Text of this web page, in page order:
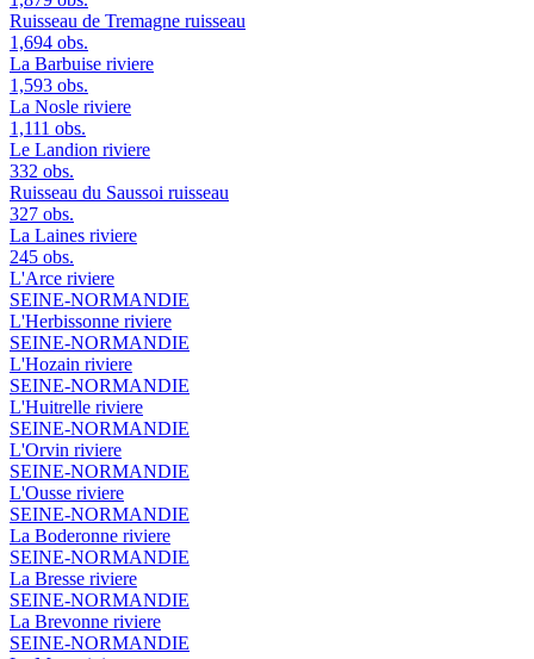
Ruisseau de Tremagne ruisseau
1,694 obs.
La Barbuise riviere
1,593 obs.
La Nosle riviere
1,111 obs.
Le Landion riviere
332 obs.
Ruisseau du Saussoi ruisseau
327 obs.
La Laines riviere
245 obs.
L'Arce riviere
SEINE-NORMANDIE
L'Herbissonne riviere
SEINE-NORMANDIE
L'Hozain riviere
SEINE-NORMANDIE
L'Huitrelle riviere
SEINE-NORMANDIE
L'Orvin riviere
SEINE-NORMANDIE
L'Ousse riviere
SEINE-NORMANDIE
La Boderonne riviere
SEINE-NORMANDIE
La Bresse riviere
SEINE-NORMANDIE
La Brevonne riviere
SEINE-NORMANDIE